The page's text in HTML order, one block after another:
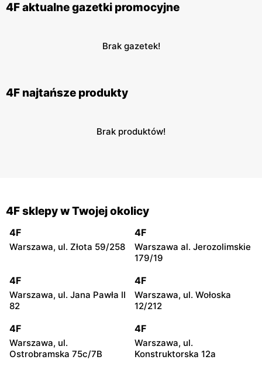
4F aktualne gazetki promocyjne
Brak gazetek!
4F najtańsze produkty
Brak produktów!
4F sklepy w Twojej okolicy
4F
Warszawa, ul. Złota 59/258
4F
Warszawa al. Jerozolimskie
179/19
4F
Warszawa, ul. Jana Pawła II
82
4F
Warszawa, ul. Wołoska
12/212
4F
Warszawa, ul.
Ostrobramska 75c/7B
4F
Warszawa, ul.
Konstruktorska 12a